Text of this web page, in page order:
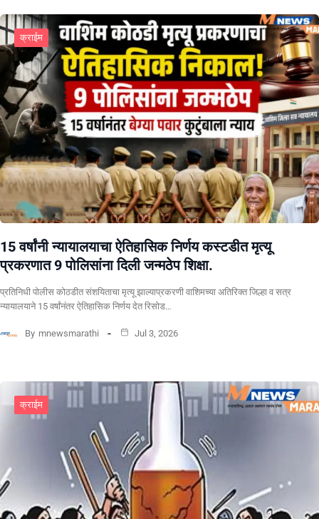
क्राईम
15 वर्षांनी न्यायालयाचा ऐतिहासिक निर्णय कस्टडीत मृत्यू
प्रकरणात 9 पोलिसांना दिली जन्मठेप शिक्षा.
प्रतिनिधी पोलीस कोठडीत संशयिताचा मृत्यू झाल्याप्रकरणी वाशिमच्या अतिरिक्त जिल्हा व सत्र
न्यायालयाने 15 वर्षांनंतर ऐतिहासिक निर्णय देत रिसोड…
By mnewsmarathi Jul 3, 2026
क्राईम